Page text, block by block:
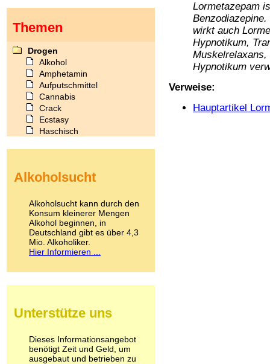
Lormetazepam
wirkt auch
Hypnotikum,
Hypnotikum
Verweise:
Hauptartikel
Themen
Drogen
Alkohol
Amphetamin
Aufputschmittel
Cannabis
Crack
Ecstasy
Haschisch
Kokain
LSD
Marihuana
Medikamente
Meskalin
Metamphetamin
Methadon
Pilze
Psychopharmaka
Schlafmittel
Schmerzmittel
Alkoholsucht
Alkoholsucht kann durch den
Konsum kleinerer Mengen
Alkohol beginnen, in
Deutschland gibt es über 4,3
Mio. Alkoholiker.
Hier Informieren ...
Unterstütze uns
Dieses Informationsangebot
benötigt Zeit und Geld, um
ausgebaut und betrieben zu